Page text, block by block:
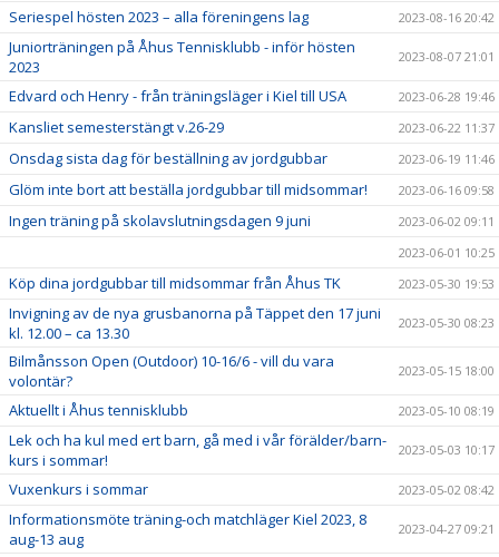
Seriespel hösten 2023 – alla föreningens lag 2023-08-16 20:42
Juniorträningen på Åhus Tennisklubb - inför hösten
2023
2023-08-07 21:01
Edvard och Henry - från träningsläger i Kiel till USA 2023-06-28 19:46
Kansliet semesterstängt v.26-29 2023-06-22 11:37
Onsdag sista dag för beställning av jordgubbar 2023-06-19 11:46
Glöm inte bort att beställa jordgubbar till midsommar! 2023-06-16 09:58
Ingen träning på skolavslutningsdagen 9 juni
2023-06-02 09:11
2023-06-01 10:25
Köp dina jordgubbar till midsommar från Åhus TK 2023-05-30 19:53
Invigning av de nya grusbanorna på Täppet den 17 juni
kl. 12.00 – ca 13.30
2023-05-30 08:23
Bilmånsson Open (Outdoor) 10-16/6 - vill du vara
volontär?
2023-05-15 18:00
Aktuellt i Åhus tennisklubb 2023-05-10 08:19
Lek och ha kul med ert barn, gå med i vår förälder/barn-
kurs i sommar!
2023-05-03 10:17
Vuxenkurs i sommar 2023-05-02 08:42
Informationsmöte träning-och matchläger Kiel 2023, 8
aug-13 aug
2023-04-27 09:21